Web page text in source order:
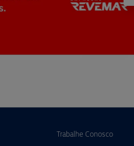
Trabalhe Conosco